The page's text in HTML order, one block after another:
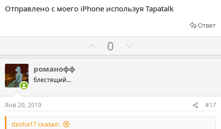
Отправлено с моего iPhone используя Tapatalk
Ответ
о
с
в
0
о
с
в
романофф
блестящий...
Янв 20, 2019 #17
dzoha17 сказал: